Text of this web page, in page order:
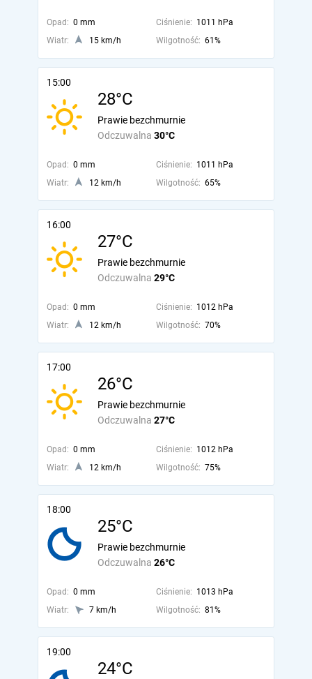
Opad: 0 mm Ciśnienie: 1011 hPa
Wiatr:
15 km/h Wilgotność: 61%
15:00
28°C
Odczuwalna 30°C
Prawie bezchmurnie
Opad: 0 mm Ciśnienie: 1011 hPa
Wiatr:
12 km/h Wilgotność: 65%
16:00
27°C
Odczuwalna 29°C
Prawie bezchmurnie
Opad: 0 mm Ciśnienie: 1012 hPa
Wiatr:
12 km/h Wilgotność: 70%
17:00
26°C
Odczuwalna 27°C
Prawie bezchmurnie
Opad: 0 mm Ciśnienie: 1012 hPa
Wiatr:
12 km/h Wilgotność: 75%
18:00
25°C
Odczuwalna 26°C
Prawie bezchmurnie
Opad: 0 mm Ciśnienie: 1013 hPa
Wiatr:
7 km/h Wilgotność: 81%
19:00
24°C